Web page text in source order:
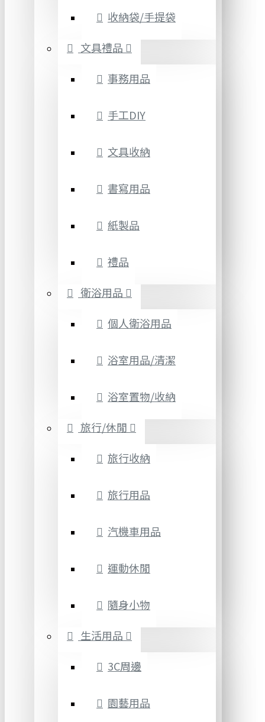
收納袋/手提袋
文具禮品
事務用品
手工DIY
文具收納
書寫用品
紙製品
禮品
衛浴用品
個人衛浴用品
浴室用品/清潔
浴室置物/收納
旅行/休閒
旅行收納
旅行用品
汽機車用品
運動休閒
隨身小物
生活用品
3C周邊
園藝用品